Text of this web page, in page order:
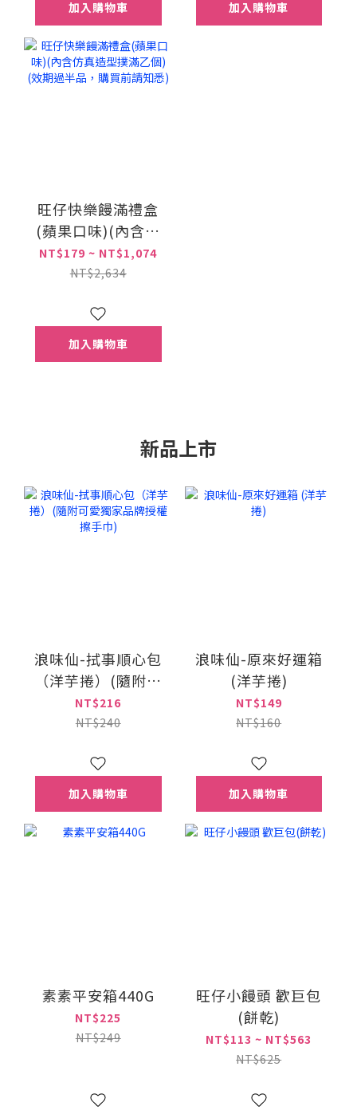
加入購物車 加入購物車
旺仔快樂饅滿禮盒
(蘋果口味)(內含仿
真造型撲滿乙個)(效
期過半品，購買前
NT$179 ~ NT$1,074
NT$2,634
加入購物車
新品上市
浪味仙-拭事順心包
（洋芋捲）(隨附可
愛獨家品牌授權擦
手巾)
NT$216
NT$240
加入購物車
浪味仙-原來好運箱
(洋芋捲)
NT$149
NT$160
加入購物車
素素平安箱440G
NT$225
NT$249
旺仔小饅頭 歡巨包
(餅乾)
NT$113 ~ NT$563
NT$625